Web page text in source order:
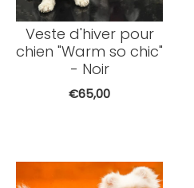
Veste d'hiver pour
chien "Warm so chic"
- Noir
€65,00